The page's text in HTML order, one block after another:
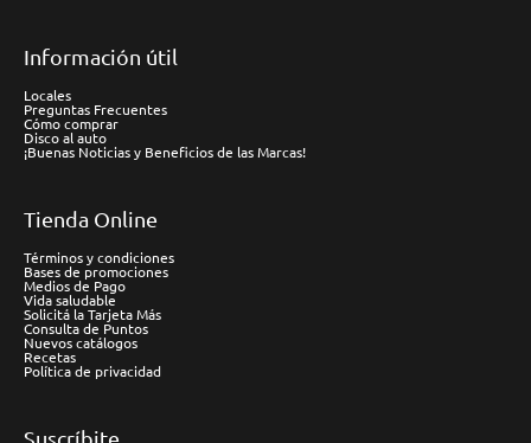
Información útil
Locales
Preguntas Frecuentes
Cómo comprar
Disco al auto
¡Buenas Noticias y Beneficios de las Marcas!
Tienda Online
Términos y condiciones
Bases de promociones
Medios de Pago
Vida saludable
Solicitá la Tarjeta Más
Consulta de Puntos
Nuevos catálogos
Recetas
Política de privacidad
Suscríbite